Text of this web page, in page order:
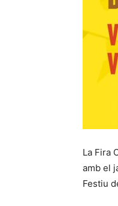
La Fira
amb el
Festiu